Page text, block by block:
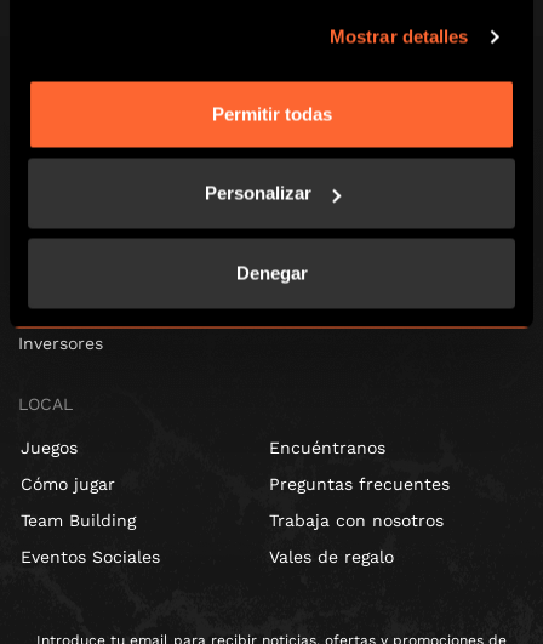
Mostrar detalles
Permitir todas
Personalizar
Denegar
Escape Room Barcelona SL.
08025-Barcelona, Spain
Escape Hunt Group Limited (UK CRN: 10676408)
Global
Franquicias
Inversores
LOCAL
Juegos
Cómo jugar
Team Building
Eventos Sociales
Encuéntranos
Preguntas frecuentes
Trabaja con nosotros
Vales de regalo